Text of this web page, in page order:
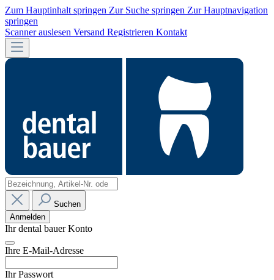
Zum Hauptinhalt springen Zur Suche springen Zur Hauptnavigation
springen
Scanner auslesen Versand Registrieren Kontakt
Suchen
Anmelden
Ihr dental bauer Konto
Ihre E-Mail-Adresse
Ihr Passwort